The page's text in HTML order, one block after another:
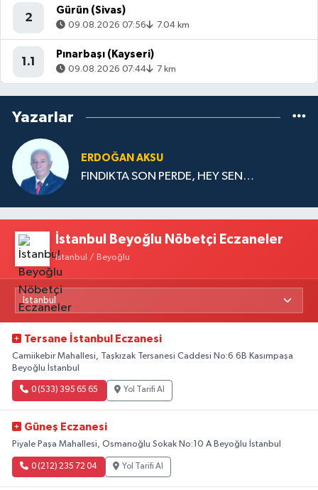
2
Gürün (Sivas)
09.08.2026 07:56 7.04 km
1.1
Pınarbaşı (Kayseri)
09.08.2026 07:44 7 km
Yazarlar
ERDOĞAN AKSU
FINDIKTA SON PERDE, HEY SEN…
İstanbul Beyoğlu Nöbetçi Eczaneler
İstanbul / Beyoğlu
Tersane İstanbul Eczanesi
Camiikebir Mahallesi, Taşkızak Tersanesi Caddesi No:6 6B Kasımpaşa
Beyoğlu İstanbul
0 (533) 395 65 65 Yol Tarifi Al
Güneş Eczanesi
Piyale Paşa Mahallesi, Osmanoğlu Sokak No:10 A Beyoğlu İstanbul
0 (212) 235 72 04 Yol Tarifi Al